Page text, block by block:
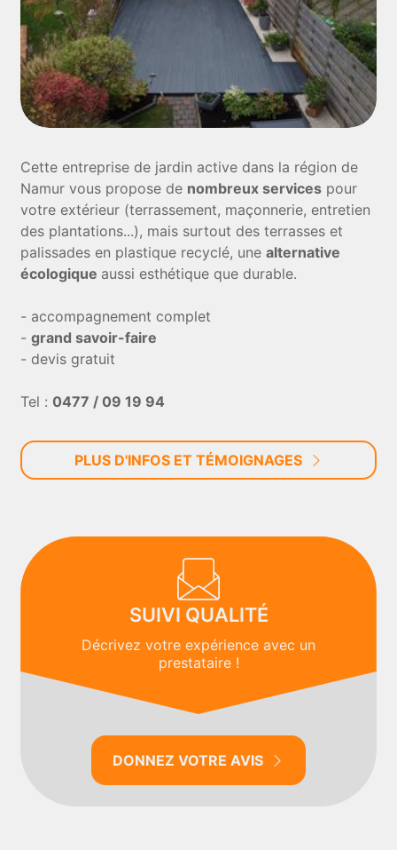
Cette entreprise de jardin active dans la région de
Namur vous propose de nombreux services pour
votre extérieur (terrassement, maçonnerie, entretien
des plantations...), mais surtout des terrasses et
palissades en plastique recyclé, unealternative
écologique aussi esthétique que durable.
- accompagnement complet
-grand savoir-faire
- devis gratuit
Tel : 0477 / 09 19 94
PLUS D'INFOS ET TÉMOIGNAGES
SUIVI QUALITÉ
Décrivez votre expérience avec un
prestataire !
DONNEZ VOTRE AVIS